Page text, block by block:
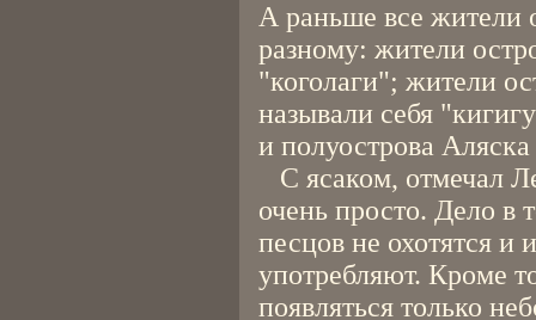
А раньше все жители
разному: жители
"коголаги"; жители
называли себя
и полуострова
С ясаком, отмечал
очень просто. Дело в
песцов не охотятся и
употребляют. Кроме
появляться только